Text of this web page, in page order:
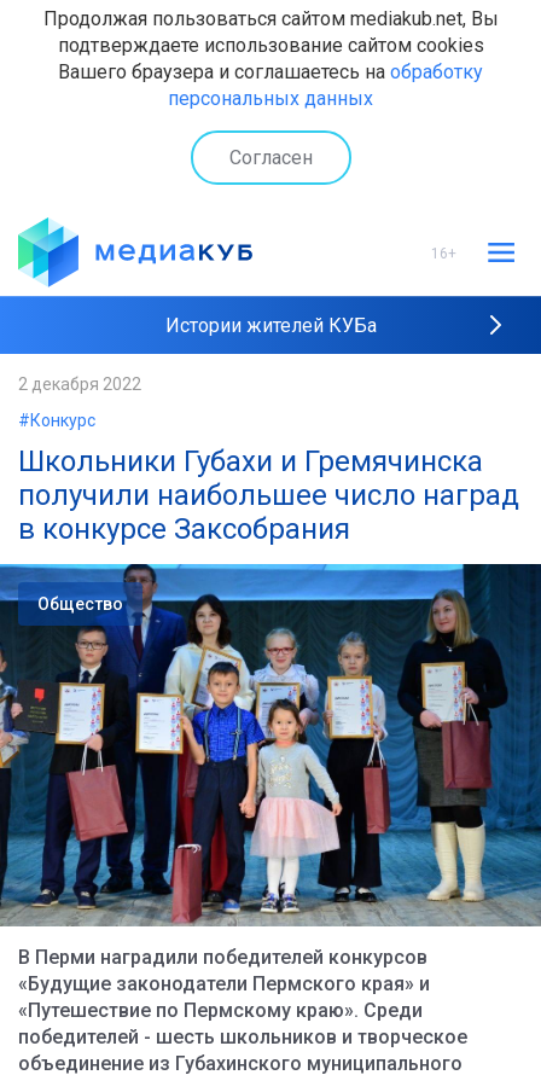
Продолжая пользоваться сайтом mediakub.net, Вы
подтверждаете использование сайтом cookies
Вашего браузера и соглашаетесь на обработку
персональных данных
Согласен
16+
Истории жителей КУБа
Наши интервью
2 декабря 2022
#Конкурс
Школьники Губахи и Гремячинска
получили наибольшее число наград
в конкурсе Заксобрания
Общество
В Перми наградили победителей конкурсов
«Будущие законодатели Пермского края» и
«Путешествие по Пермскому краю». Среди
победителей - шесть школьников и творческое
объединение из Губахинского муниципального